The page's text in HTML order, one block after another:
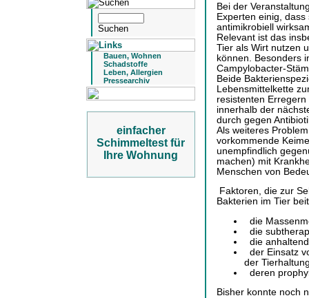
Bauen, Wohnen
Schadstoffe
Leben, Allergien
Pressearchiv
einfacher
Schimmeltest für
Ihre Wohnung
Bei der
Experten einig,
antimikrobiell
Relevant ist das
Tier als Wirt nutzen
können. Besonders
Campylobacter-
Beide
Lebensmittelkette
resistenten
innerhalb der
durch gegen
Als weiteres
vorkommende
unempfindlich
machen) mit
Menschen von
Faktoren, die zur
Bakterien im Tier
die
die
die
der Einsatz
der
deren
Bisher konnte noch